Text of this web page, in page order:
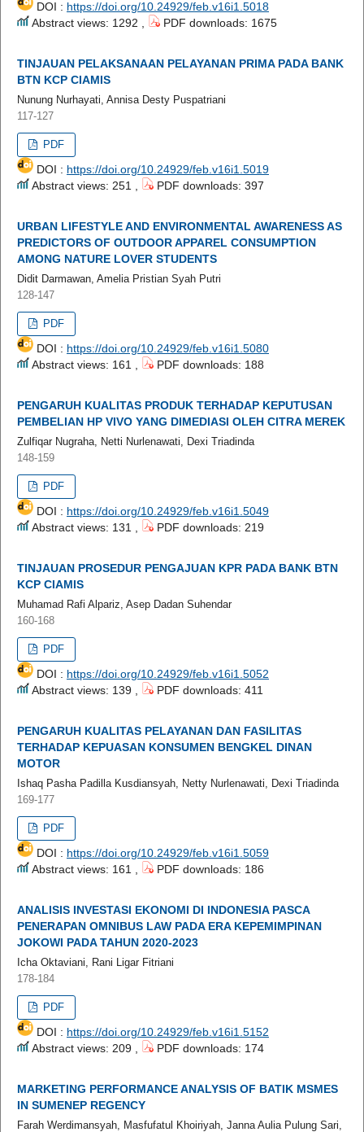
DOI : https://doi.org/10.24929/feb.v16i1.5018
Abstract views: 1292 ,
PDF downloads: 1675
TINJAUAN PELAKSANAAN PELAYANAN PRIMA PADA BANK
BTN KCP CIAMIS
Nunung Nurhayati, Annisa Desty Puspatriani
117-127
PDF
DOI : https://doi.org/10.24929/feb.v16i1.5019
Abstract views: 251 ,
PDF downloads: 397
URBAN LIFESTYLE AND ENVIRONMENTAL AWARENESS AS
PREDICTORS OF OUTDOOR APPAREL CONSUMPTION
AMONG NATURE LOVER STUDENTS
Didit Darmawan, Amelia Pristian Syah Putri
128-147
PDF
DOI : https://doi.org/10.24929/feb.v16i1.5080
Abstract views: 161 ,
PDF downloads: 188
PENGARUH KUALITAS PRODUK TERHADAP KEPUTUSAN
PEMBELIAN HP VIVO YANG DIMEDIASI OLEH CITRA MEREK
Zulfiqar Nugraha, Netti Nurlenawati, Dexi Triadinda
148-159
PDF
DOI : https://doi.org/10.24929/feb.v16i1.5049
Abstract views: 131 ,
PDF downloads: 219
TINJAUAN PROSEDUR PENGAJUAN KPR PADA BANK BTN
KCP CIAMIS
Muhamad Rafi Alpariz, Asep Dadan Suhendar
160-168
PDF
DOI : https://doi.org/10.24929/feb.v16i1.5052
Abstract views: 139 ,
PDF downloads: 411
PENGARUH KUALITAS PELAYANAN DAN FASILITAS
TERHADAP KEPUASAN KONSUMEN BENGKEL DINAN
MOTOR
Ishaq Pasha Padilla Kusdiansyah, Netty Nurlenawati, Dexi Triadinda
169-177
PDF
DOI : https://doi.org/10.24929/feb.v16i1.5059
Abstract views: 161 ,
PDF downloads: 186
ANALISIS INVESTASI EKONOMI DI INDONESIA PASCA
PENERAPAN OMNIBUS LAW PADA ERA KEPEMIMPINAN
JOKOWI PADA TAHUN 2020-2023
Icha Oktaviani, Rani Ligar Fitriani
178-184
PDF
DOI : https://doi.org/10.24929/feb.v16i1.5152
Abstract views: 209 ,
PDF downloads: 174
MARKETING PERFORMANCE ANALYSIS OF BATIK MSMES
IN SUMENEP REGENCY
Farah Werdimansyah, Masfufatul Khoiriyah, Janna Aulia Pulung Sari,